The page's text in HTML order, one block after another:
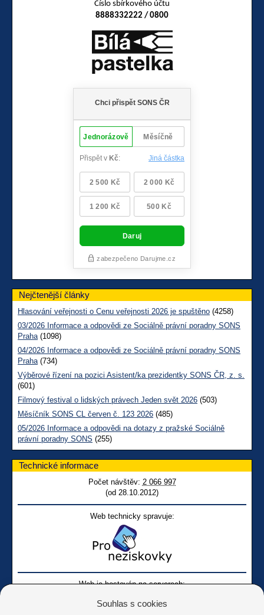
Číslo sbírkového účtu
8888332222 / 0800
Nejčtenější články
Hlasování veřejnosti o Cenu veřejnosti 2026 je spuštěno (4258)
03/2026 Informace a odpovědi ze Sociálně právní poradny SONS
Praha(1098)
04/2026 Informace a odpovědi ze Sociálně právní poradny SONS
Praha(734)
Výběrové řízení na pozici Asistent/ka prezidentky SONS ČR, z. s.
(601)
Filmový festival o lidských právech Jeden svět 2026 (503)
Měsíčník SONS CL červen č. 123 2026 (485)
05/2026 Informace a odpovědi na dotazy z pražské Sociálně
právní poradny SONS (255)
Technické informace
Počet návštěv: 2 066 997
(od 28.10.2012)
Web technicky spravuje:
Web je hostován na serverech:
Souhlas s cookies